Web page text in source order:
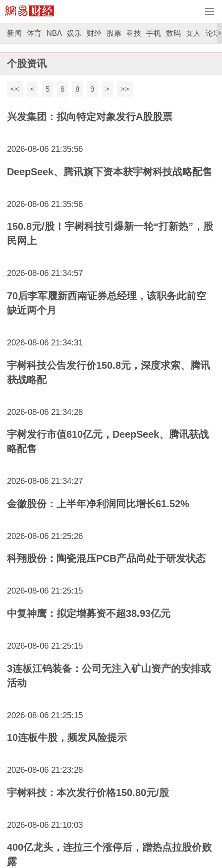
新闻 体育 NBA 娱乐 财经 股票 科技 手机 数码 女人 论坛
个股资讯
<< < 5 6 8 9 > >>
兴发集团：拟向特定对象发行A股股票
2026-08-06 21:35:56
DeepSeek、腾讯旗下资本获宇树科技战略配售
2026-08-06 21:35:56
150.8元/股！宇树科技引爆新一轮“打新热”，股
民网上
2026-08-06 21:34:57
70后李军履新西南证券总经理，该职务此前空
缺近两个月
2026-08-06 21:34:31
宇树科技公告发行价150.8元，深度求索、腾讯
获战略配
2026-08-06 21:34:28
宇树发行市值610亿元，DeepSeek、腾讯获战
略配售
2026-08-06 21:34:27
金徽股份：上半年净利润同比增长61.52%
2026-08-06 21:25:26
科翔股份：陶瓷混压PCB产品尚处于研发状态
2026-08-06 21:25:15
中复神鹰：拟定增募资不超38.93亿元
2026-08-06 21:25:15
3连板江钨装备：公司无注入矿山资产的安排或
活动
2026-08-06 21:25:15
10连板牛股，频发风险提示
2026-08-06 21:23:28
宇树科技：本次发行价格150.80元/股
2026-08-06 21:10:03
400亿龙头，连拉三个涨停后，蹭热点拉股价败
露